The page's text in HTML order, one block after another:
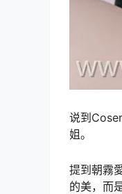
说到
姐。
提到朝霧
的美，而